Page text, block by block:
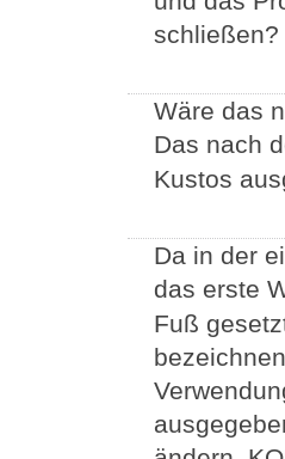
schließen?
Wäre das
Das nach
Kustos
Da in der
das erste
Fuß